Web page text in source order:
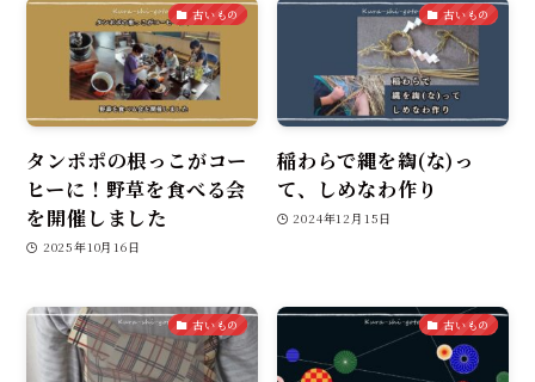
古いもの
タンポポの根っこがコー
ヒーに！野草を食べる会
を開催しました
2025年10月16日
古いもの
稲わらで縄を綯(な)っ
て、しめなわ作り
2024年12月15日
古いもの 古いもの